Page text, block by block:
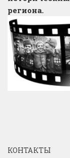
региона.
КОНТАКТЫ